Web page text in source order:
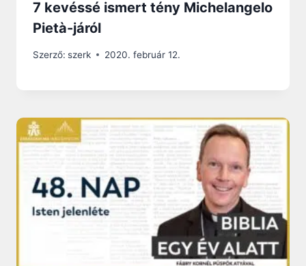
7 kevéssé ismert tény Michelangelo
Pietà-járól
Szerző: szerk 2020. február 12.